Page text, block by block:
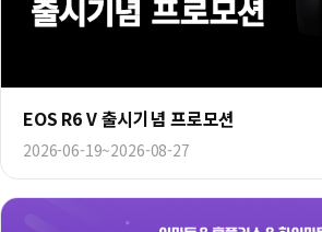
EOS R6 V 출시기념 프로모션
2026-06-19~2026-08-27